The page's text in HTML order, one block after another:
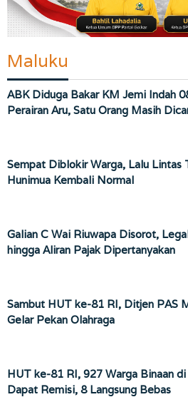
Maluku
ABK Diduga Bakar KM Jemi Indah
Perairan Aru, Satu Orang Masih
Sempat Diblokir Warga, Lalu Lintas
Hunimua Kembali Normal
Galian C Wai Riuwapa Disorot,
hingga Aliran Pajak Dipertanyakan
Sambut HUT ke-81 RI, Ditjen PAS
Gelar Pekan Olahraga
HUT ke-81 RI, 927 Warga Binaan
Dapat Remisi, 8 Langsung Bebas